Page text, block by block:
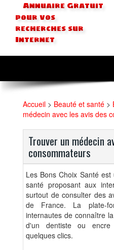
Annuaire Gratuit
pour vos
recherches sur
Internet
Accueil > Beauté et santé >
médecin avec les avis des
Trouver un médecin
consommateurs
Les Bons Choix Santé
santé proposant aux
surtout de consulter des
de France. La plate-
internautes de connaître
d'un dentiste ou encre
quelques clics.